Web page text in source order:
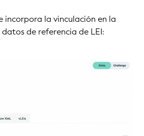
incorpora la vinculación en la
de referencia de LEI: